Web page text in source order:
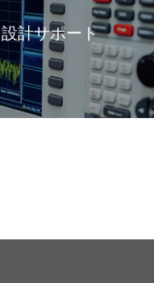
設計サポート